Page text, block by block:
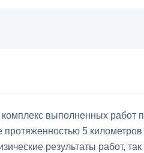
выполненных работ
протяженностью 5
результаты работ,